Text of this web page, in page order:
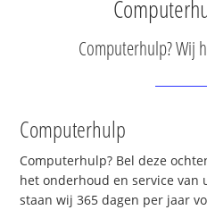
Computerhulp? Wij
Computerhulp
Computerhulp? Bel deze
het onderhoud en service van
staan wij 365 dagen per jaar